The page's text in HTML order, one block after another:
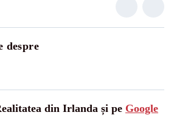
despre
din Irlanda și pe Google